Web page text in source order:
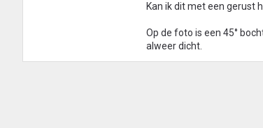
Kan ik dit met een gerust
Op de foto is een 45°
alweer dicht.